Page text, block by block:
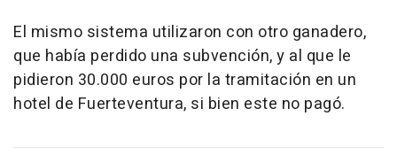
El mismo sistema utilizaron con otro ganadero,
que había perdido una subvención, y al que le
pidieron 30.000 euros por la tramitación en un
hotel de Fuerteventura, si bien este no pagó.